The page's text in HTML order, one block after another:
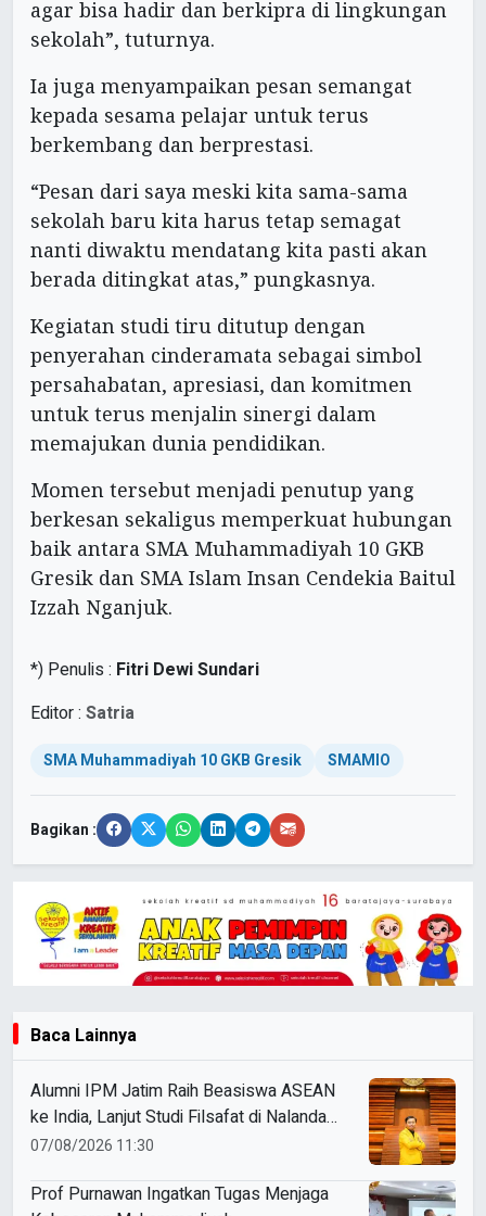
agar bisa hadir dan berkipra di lingkungan
sekolah”, tuturnya.
Ia juga menyampaikan pesan semangat
kepada sesama pelajar untuk terus
berkembang dan berprestasi.
“Pesan dari saya meski kita sama-sama
sekolah baru kita harus tetap semagat
nanti diwaktu mendatang kita pasti akan
berada ditingkat atas,” pungkasnya.
Kegiatan studi tiru ditutup dengan
penyerahan cinderamata sebagai simbol
persahabatan, apresiasi, dan komitmen
untuk terus menjalin sinergi dalam
memajukan dunia pendidikan.
Momen tersebut menjadi penutup yang
berkesan sekaligus memperkuat hubungan
baik antara SMA Muhammadiyah 10 GKB
Gresik dan SMA Islam Insan Cendekia Baitul
Izzah Nganjuk.
*) Penulis : Fitri Dewi Sundari
Editor : Satria
SMA Muhammadiyah 10 GKB Gresik SMAMIO
Bagikan :
Baca Lainnya
Alumni IPM Jatim Raih Beasiswa ASEAN
ke India, Lanjut Studi Filsafat di Nalanda
University
07/08/2026 11:30
Prof Purnawan Ingatkan Tugas Menjaga